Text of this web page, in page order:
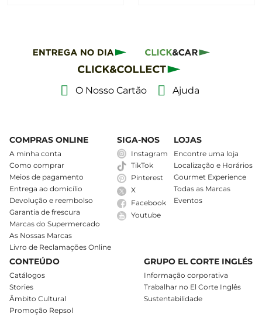
O Nosso Cartão Ajuda
COMPRAS ONLINE
A minha conta
Como comprar
Meios de pagamento
Entrega ao domicílio
Devolução e reembolso
Garantia de frescura
Marcas do Supermercado
As Nossas Marcas
Livro de Reclamações Online
SIGA-NOS
Instagram
TikTok
Pinterest
X
Facebook
Youtube
LOJAS
Encontre uma loja
Localização e Horários
Gourmet Experience
Todas as Marcas
Eventos
CONTEÚDO
Catálogos
Stories
Âmbito Cultural
Promoção Repsol
GRUPO EL CORTE INGLÉS
Informação corporativa
Trabalhar no El Corte Inglês
Sustentabilidade